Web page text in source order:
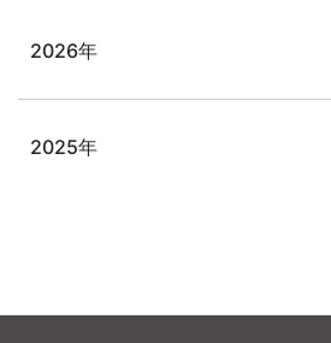
2026年
2025年